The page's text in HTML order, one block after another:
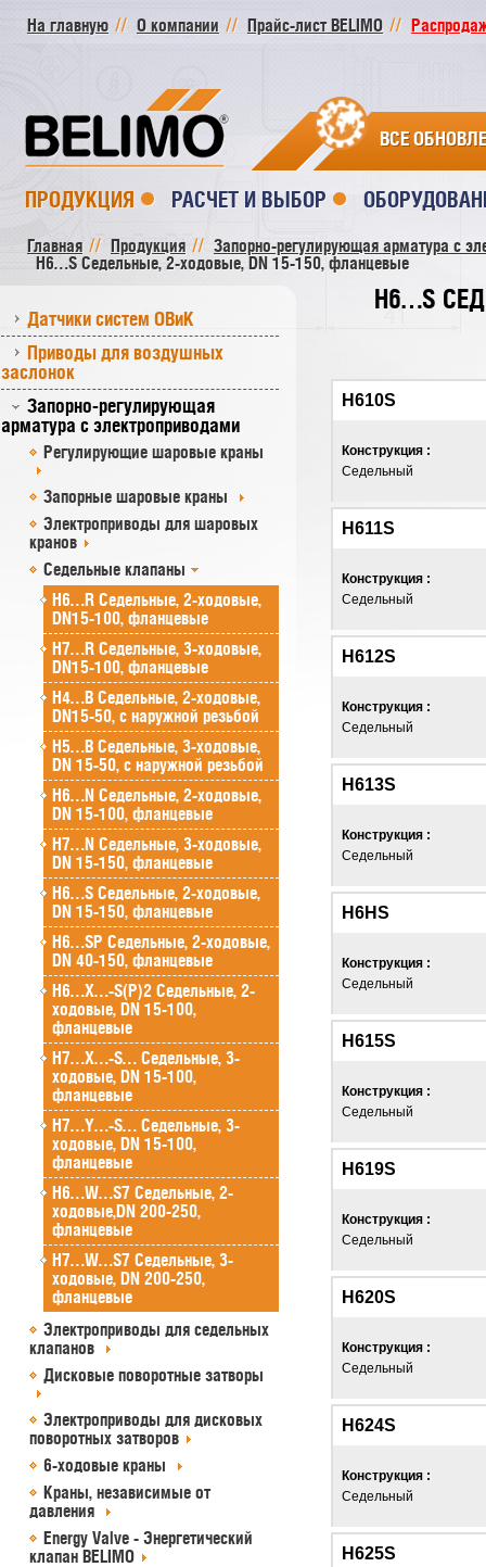
На главную О компании Прайс-лист BELIMO
ВСЕ
ПРОДУКЦИЯ РАСЧЕТ И ВЫБОР
Главная Продукция
Запорно-регулирующая арматура с
H6…S Седельные, 2-ходовые, DN 15-150, фланцевые
Датчики систем ОВиК
Приводы для воздушных
заслонок
Запорно-регулирующая
арматура с электроприводами
Регулирующие шаровые краны
Запорные шаровые краны
Электроприводы для шаровых
кранов
Седельные клапаны
H6…R Седельные, 2-ходовые,
DN15-100, фланцевые
H7…R Седельные, 3-ходовые,
DN15-100, фланцевые
H4…B Седельные, 2-ходовые,
DN15-50, с наружной резьбой
H5…B Седельные, 3-ходовые,
DN 15-50, с наружной резьбой
H6…N Седельные, 2-ходовые,
DN 15-100, фланцевые
H7…N Седельные, 3-ходовые,
DN 15-150, фланцевые
H6…S Седельные, 2-ходовые,
DN 15-150, фланцевые
H6…SP Седельные, 2-ходовые,
DN 40-150, фланцевые
H6…X…-S(P)2 Седельные, 2-
ходовые, DN 15-100,
фланцевые
H7…X…-S… Седельные, 3-
ходовые, DN 15-100,
фланцевые
H7…Y…-S… Седельные, 3-
ходовые, DN 15-100,
фланцевые
H6…W…S7 Седельные, 2-
ходовые,DN 200-250,
фланцевые
H7…W…S7 Седельные, 3-
ходовые, DN 200-250,
фланцевые
Электроприводы для седельных
клапанов
Дисковые поворотные затворы
Электроприводы для дисковых
поворотных затворов
6-ходовые краны
Краны, независимые от
давления
Energy Valve - Энергетический
клапан BELIMO
H6…S
H610S
Конструкция :
Седельный
H611S
Конструкция :
Седельный
H612S
Конструкция :
Седельный
H613S
Конструкция :
Седельный
H6HS
Конструкция :
Седельный
H615S
Конструкция :
Седельный
H619S
Конструкция :
Седельный
H620S
Конструкция :
Седельный
H624S
Конструкция :
Седельный
H625S